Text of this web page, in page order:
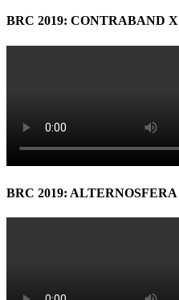
BRC 2019: CONTRABAND X
BRC 2019: ALTERNOSFERA